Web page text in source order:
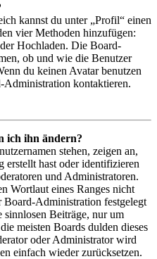
kannst du unter „Profil“ einen
vier Methoden hinzufügen:
Hochladen. Die Board-
ob und wie die Benutzer
du keinen Avatar benutzen
Administration kontaktieren.
ich ihn ändern?
stehen, zeigen an,
erstellt hast oder identifizieren
und Administratoren.
Wortlaut eines Ranges nicht
Board-Administration festgelegt
Beiträge, nur um
meisten Boards dulden dieses
oder Administrator wird
einfach wieder zurücksetzen.